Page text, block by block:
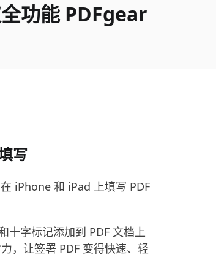
功能 PDFgear
写
iPhone 和 iPad 上填写 PDF
十字标记添加到 PDF 文档上
，让签署 PDF 变得快速、轻